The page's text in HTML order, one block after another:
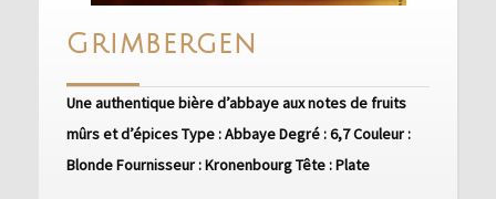
Grimbergen
Une authentique bière d’abbaye aux notes de fruits
mûrs et d’épices Type : Abbaye Degré : 6,7 Couleur :
Blonde Fournisseur : Kronenbourg Tête : Plate